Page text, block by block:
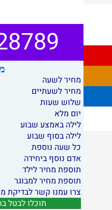
מחיר לשעה
מחיר לשעתיים
שלוש שעות
יום מלא
לילה באמצע שבוע
לילה בסוף שבוע
כל שעה נוספת
אדם נוסף ביחידה
תוספת מחיר לילד
תוספת מחיר למבוגר
צרו עמנו קשר לבדיקת
תוכלו לבטל